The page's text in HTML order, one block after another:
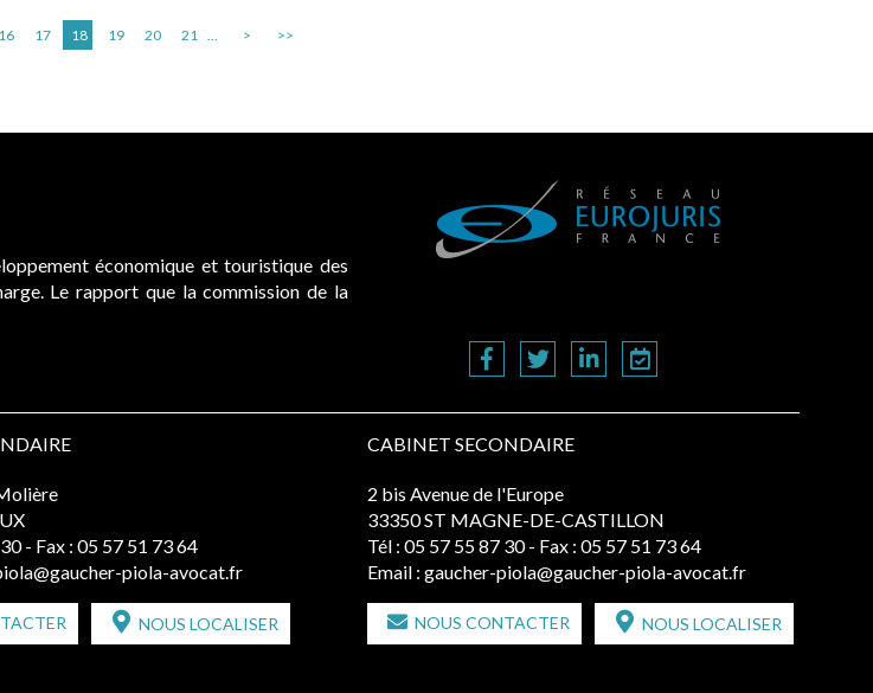
16 17 18 19 20 21 ... > >>
économique et touristique des
Le rapport que la commission de la
- Fax : 05 57 51 73 64
piola-avocat.fr
NOUS LOCALISER
CABINET SECONDAIRE
2 bis Avenue de l'Europe
33350 ST MAGNE-DE-CASTILLON
Tél : 05 57 55 87 30 - Fax : 05 57 51 73 64
Email : gaucher-piola@gaucher-piola-avocat.fr
NOUS CONTACTER NOUS LOCALISER